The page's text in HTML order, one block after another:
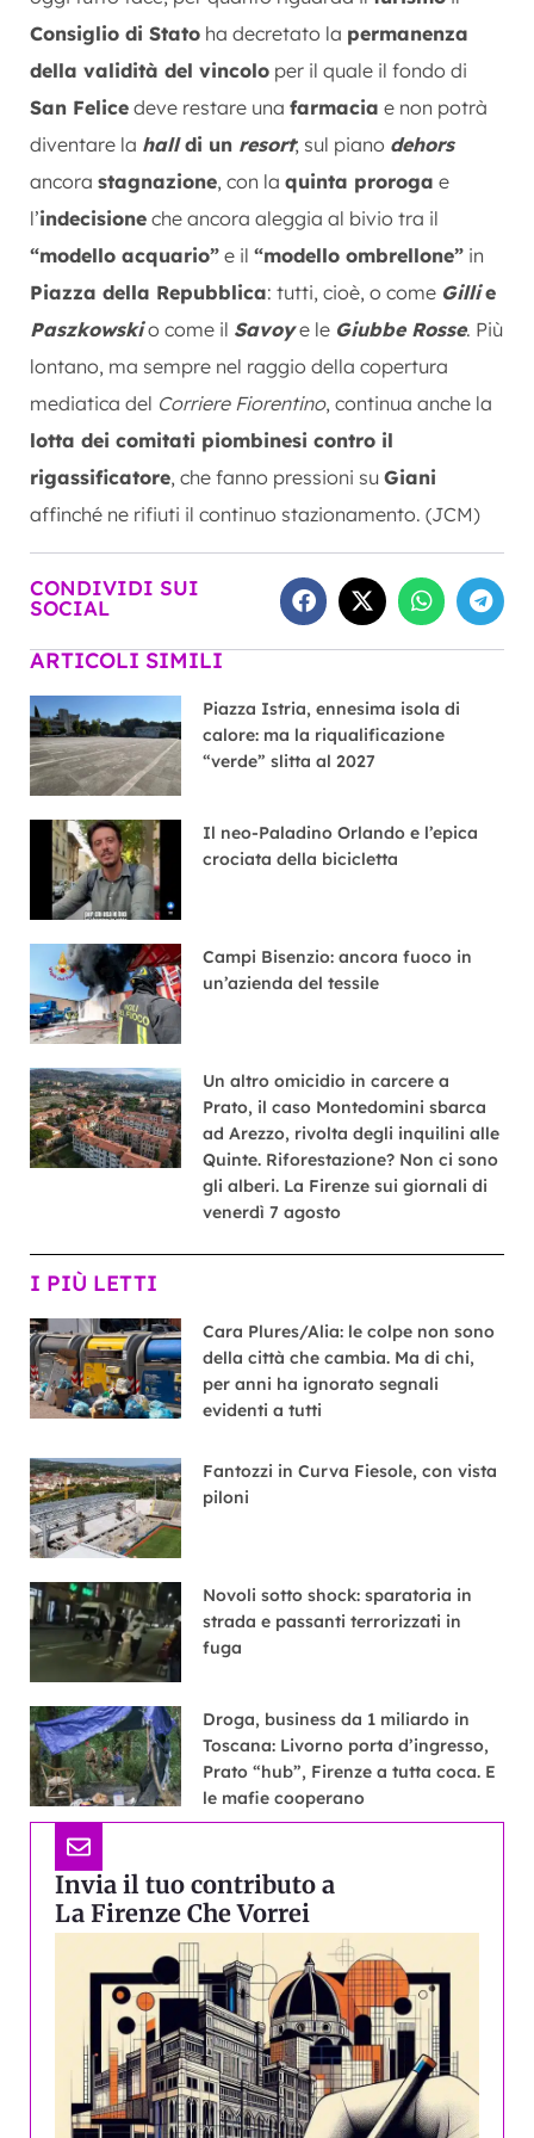
Consiglio di Stato ha decretato la permanenza
della validità del vincolo per il quale il fondo di
San Felice deve restare una farmacia e non potrà
diventare la halldi un resort; sul piano dehors
ancora stagnazione, con la quinta proroga e
l’indecisione che ancora aleggia al bivio tra il
“modello acquario” e il “modello ombrellone” in
Piazza della Repubblica: tutti, cioè, o come Gilli e
Paszkowskio come il Savoy e le Giubbe Rosse. Più
lontano, ma sempre nel raggio della copertura
mediatica del Corriere Fiorentino, continua anche la
lotta dei comitati piombinesi contro il
rigassificatore, che fanno pressioni su Giani
affinché ne rifiuti il continuo stazionamento. (JCM)
CONDIVIDI SUI
SOCIAL
ARTICOLI SIMILI
Piazza Istria, ennesima isola di
calore: ma la riqualificazione
“verde” slitta al 2027
Il neo-Paladino Orlando e l’epica
crociata della bicicletta
Campi Bisenzio: ancora fuoco in
un’azienda del tessile
Un altro omicidio in carcere a
Prato, il caso Montedomini sbarca
ad Arezzo, rivolta degli inquilini alle
Quinte. Riforestazione? Non ci sono
gli alberi. La Firenze sui giornali di
venerdì 7 agosto
I PIÙ LETTI
Cara Plures/Alia: le colpe non sono
della città che cambia. Ma di chi,
per anni ha ignorato segnali
evidenti a tutti
Fantozzi in Curva Fiesole, con vista
piloni
Novoli sotto shock: sparatoria in
strada e passanti terrorizzati in
fuga
Droga, business da 1 miliardo in
Toscana: Livorno porta d’ingresso,
Prato “hub”, Firenze a tutta coca. E
le mafie cooperano
Invia il tuo contributo a
La Firenze Che Vorrei